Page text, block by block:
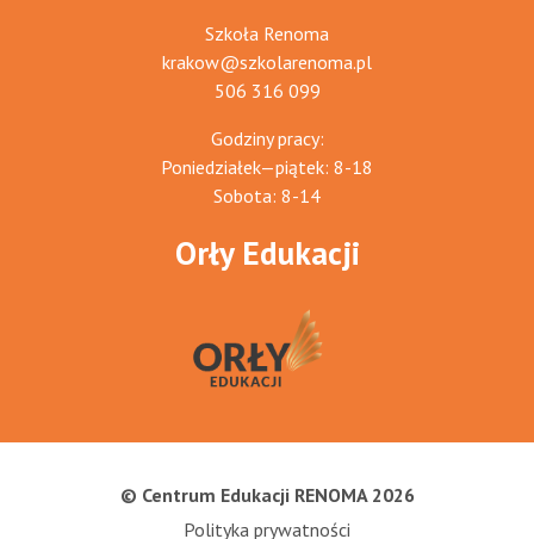
Szkoła Renoma
krakow@szkolarenoma.pl
506 316 099
Godziny pracy:
Poniedziałek—piątek: 8-18
Sobota: 8-14
Orły Edukacji
© Centrum Edukacji RENOMA 2026
Polityka prywatności